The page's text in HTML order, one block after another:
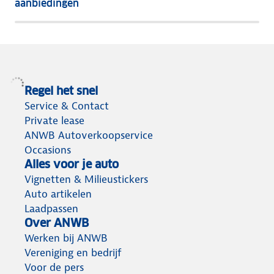
aanbiedingen
meeste
Regel het snel
Service & Contact
Private lease
ANWB Autoverkoopservice
Occasions
Alles voor je auto
Vignetten & Milieustickers
Auto artikelen
Laadpassen
Over ANWB
Werken bij ANWB
Vereniging en bedrijf
Voor de pers